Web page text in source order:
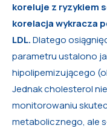
koreluje z ryzykiem
korelacja wykracza
LDL.Dlatego
parametru ustalono
hipolipemizującego
Jednak cholesterol
monitorowaniu
metabolicznego, ale